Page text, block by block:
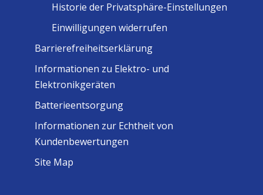
Historie der Privatsphäre-Einstellungen
Einwilligungen widerrufen
Barrierefreiheitserklärung
Informationen zu Elektro- und
Elektronikgeräten
Batterieentsorgung
Informationen zur Echtheit von
Kundenbewertungen
Site Map